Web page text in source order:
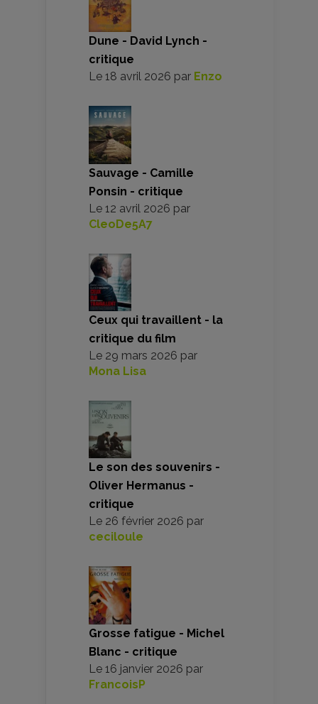
Dune - David Lynch -
critique
Le 18 avril 2026 par Enzo
Sauvage - Camille
Ponsin - critique
Le 12 avril 2026 par
CleoDe5A7
Ceux qui travaillent - la
critique du film
Le 29 mars 2026 par
Mona Lisa
Le son des souvenirs -
Oliver Hermanus -
critique
Le 26 février 2026 par
ceciloule
Grosse fatigue - Michel
Blanc - critique
Le 16 janvier 2026 par
FrancoisP